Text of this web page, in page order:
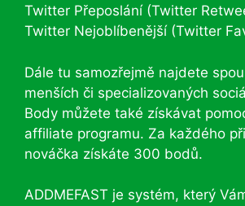
Twitter Přeposlání (Twitter
Twitter Nejoblíbenější (Twitter
Dále tu samozřejmě najdete
menších či specializovaných
Body můžete také získávat
affiliate programu. Za každého
nováčka získáte 300 bodů.
ADDMEFAST je systém, který